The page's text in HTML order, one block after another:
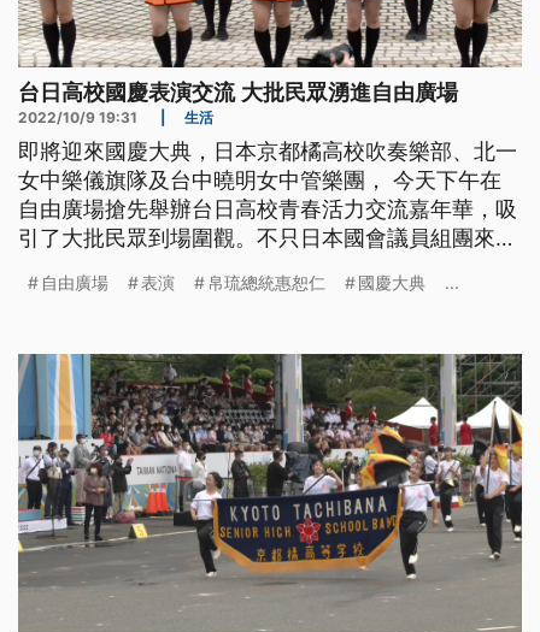
台日高校國慶表演交流 大批民眾湧進自由廣場
2022/10/9 19:31 生活
即將迎來國慶大典，日本京都橘高校吹奏樂部、北一
女中樂儀旗隊及台中曉明女中管樂團， 今天下午在
自由廣場搶先舉辦台日高校青春活力交流嘉年華，吸
引了大批民眾到場圍觀。不只日本國會議員組團來台
議院科委會主席江笙也將出席國慶大典活動，並會見
關係。
自由廣場 表演 帛琉總統惠恕仁 國慶大典 ...